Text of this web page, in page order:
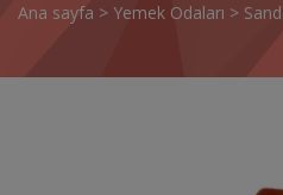
Ana sayfa > Yemek Odaları >